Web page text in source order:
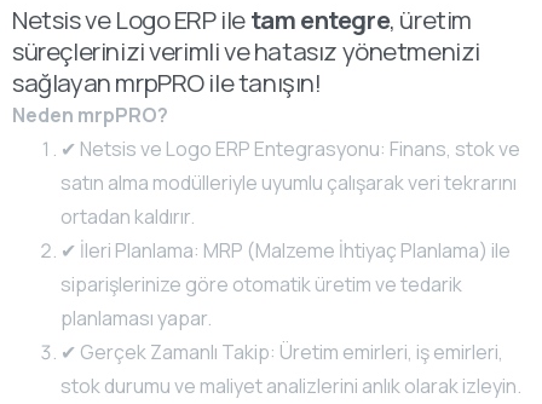
Netsis ve Logo ERP iletam entegre, üretim
süreçlerinizi verimli ve hatasız yönetmenizi
sağlayan mrpPRO ile tanışın!
Neden mrpPRO?
✔ Netsis ve Logo ERP Entegrasyonu: Finans, stok ve
satın alma modülleriyle uyumlu çalışarak veri tekrarını
ortadan kaldırır.
✔ İleri Planlama: MRP (Malzeme İhtiyaç Planlama) ile
siparişlerinize göre otomatik üretim ve tedarik
planlaması yapar.
✔ Gerçek Zamanlı Takip: Üretim emirleri, iş emirleri,
stok durumu ve maliyet analizlerini anlık olarak izleyin.